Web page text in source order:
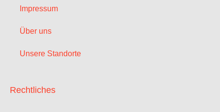
Impressum
Über uns
Unsere Standorte
Rechtliches